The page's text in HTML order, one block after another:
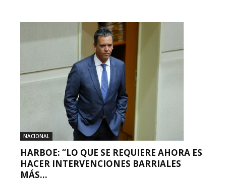
NACIONAL
HARBOE: “LO QUE SE REQUIERE AHORA ES
HACER INTERVENCIONES BARRIALES
MÁS...